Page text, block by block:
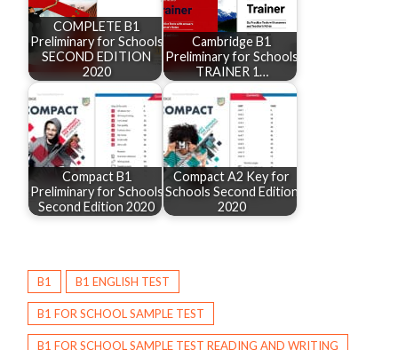
COMPLETE B1
Preliminary for Schools
SECOND EDITION
2020
Cambridge B1
Preliminary for Schools
TRAINER 1…
Compact B1
Preliminary for Schools
Second Edition 2020
Compact A2 Key for
Schools Second Edition
2020
B1 B1 ENGLISH TEST
B1 FOR SCHOOL SAMPLE TEST
B1 FOR SCHOOL SAMPLE TEST READING AND WRITING